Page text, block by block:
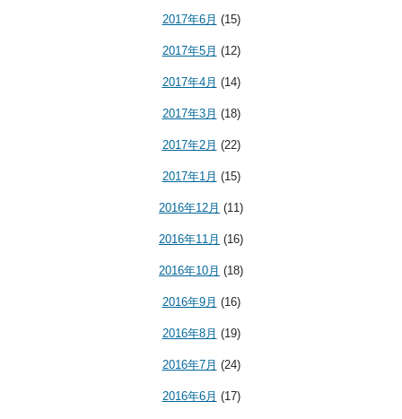
2017年6月 (15)
2017年5月 (12)
2017年4月 (14)
2017年3月 (18)
2017年2月 (22)
2017年1月 (15)
2016年12月 (11)
2016年11月 (16)
2016年10月 (18)
2016年9月 (16)
2016年8月 (19)
2016年7月 (24)
2016年6月 (17)